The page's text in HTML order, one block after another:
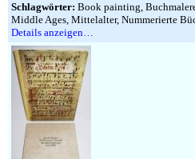
Schlagwörter: Book painting,
Middle Ages, Mittelalter, Nummerierte
Details anzeigen…